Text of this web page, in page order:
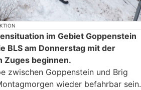
im Gebiet Goppenstein
BLS am Donnerstag mit der
Zuges beginnen.
zwischen Goppenstein und Brig
wieder befahrbar sein.